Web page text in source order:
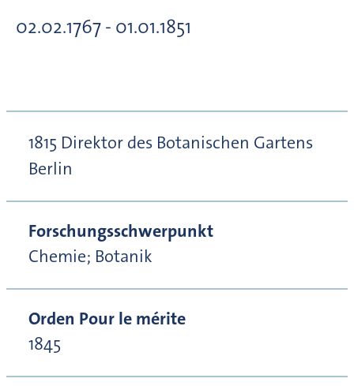
02.02.1767 - 01.01.1851
1815 Direktor des Botanischen Gartens
Berlin
Forschungsschwerpunkt
Chemie; Botanik
Orden Pour le mérite
1845